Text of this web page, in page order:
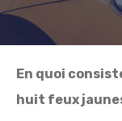
En quoi
huit feux